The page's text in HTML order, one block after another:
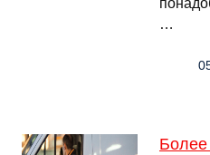
…
Более